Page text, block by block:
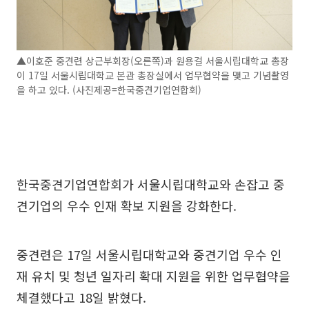
▲이호준 중견련 상근부회장(오른쪽)과​ 원용걸 서울시립대학교 총장
이 17일 서울시립대학교 본관 총장실에서 업무협약을 맺고 기념촬영
을 하고 있다. (사진제공=한국중견기업연합회)
한국중견기업연합회가 서울시립대학교와 손잡고 중
견기업의 우수 인재 확보 지원을 강화한다.
중견련은 17일 서울시립대학교와 중견기업 우수 인
재 유치 및 청년 일자리 확대 지원을 위한 업무협약을
체결했다고 18일 밝혔다.